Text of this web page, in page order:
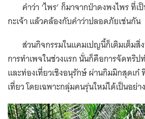
คำว่า ‘ไพร’ ก็มาจากป่าดงพงไพร ที่เ
กะเจ้า แล้วคล้องกับคำว่าปลอดภัยเช่นกัน
ส่วนกิจกรรมในแคมเปญนี้ก็เติมเต็มสิ่
การทำเพจในช่วงแรก นั่นก็คือการจัดทริป
และท่องเที่ยวเชิงอนุรักษ์ ผ่านกิมมิกสุดเ
เที่ยว โดยเฉพาะกลุ่มคนรุ่นใหม่ได้เป็นอย่า